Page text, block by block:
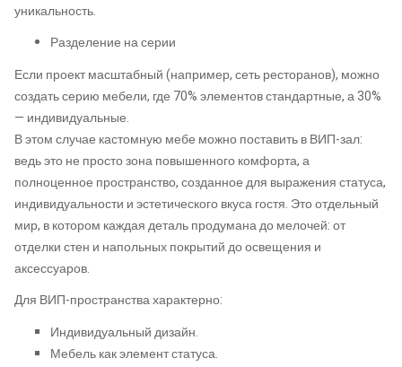
уникальность.
Разделение на серии
Если проект масштабный (например, сеть ресторанов), можно
создать серию мебели, где 70% элементов стандартные, а 30%
— индивидуальные.
В этом случае кастомную мебе можно поставить в ВИП-зал:
ведь это не просто зона повышенного комфорта, а
полноценное пространство, созданное для выражения статуса,
индивидуальности и эстетического вкуса гостя. Это отдельный
мир, в котором каждая деталь продумана до мелочей: от
отделки стен и напольных покрытий до освещения и
аксессуаров.
Для ВИП-пространства характерно:
Индивидуальный дизайн.
Мебель как элемент статуса.